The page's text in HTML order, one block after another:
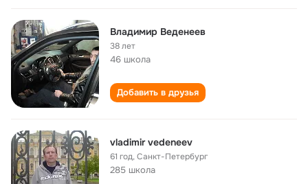
Владимир Веденеев
38 лет
46 школа
Добавить в друзья
vladimir vedeneev
61 год,Санкт-Петербург
285 школа